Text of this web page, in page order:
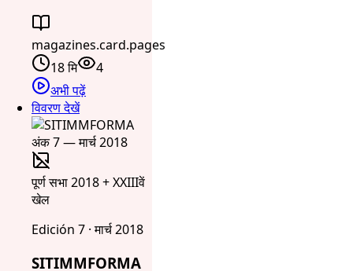
magazines.card.pages
18 मि
4
अभी पढ़ें
विवरण देखें
पूर्ण सभा 2018 + XXIIIवें
खेल
Edición 7 · मार्च 2018
SITIMMFORMA